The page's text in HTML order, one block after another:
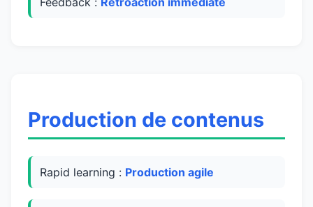
Production de contenus
Rapid learning : Production agile